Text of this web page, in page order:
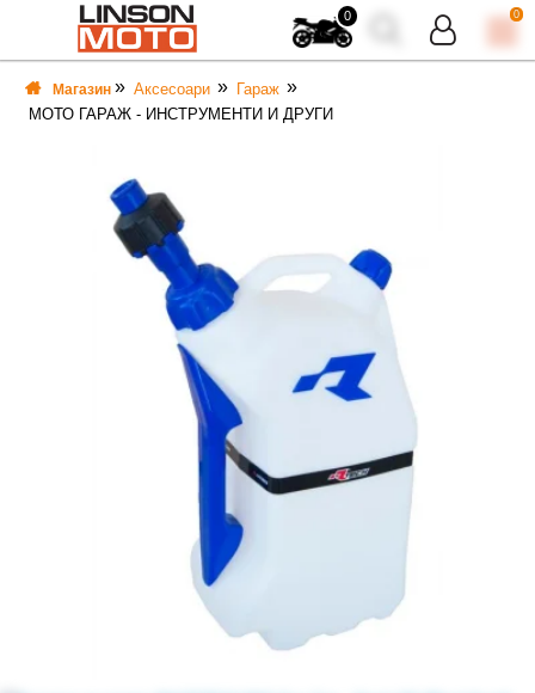
0 0
Магазин Аксесоари
Гараж
МОТО ГАРАЖ - ИНСТРУМЕНТИ И ДРУГИ